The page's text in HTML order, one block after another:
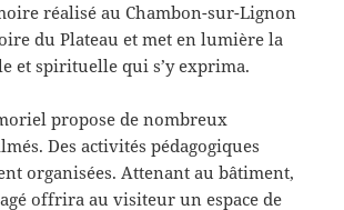
réalisé au Chambon-sur-Lignon
du Plateau et met en lumière la
et spirituelle qui s’y exprima.
propose de nombreux
Des activités pédagogiques
organisées. Attenant au bâtiment,
offrira au visiteur un espace de